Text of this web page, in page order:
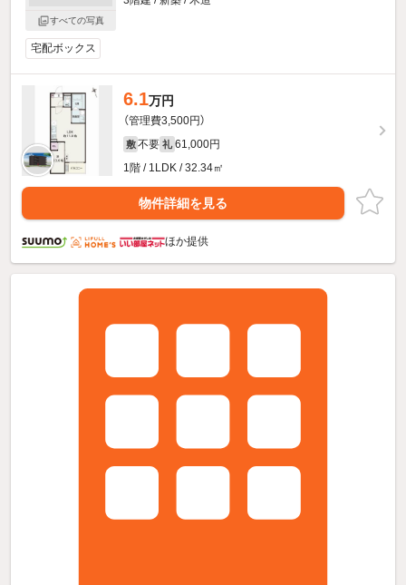
すべての写真
宅配ボックス
6.1万円
（管理費3,500円）
敷 不要 礼 61,000円
1階 / 1LDK / 32.34㎡
物件詳細を見る
ほか提供